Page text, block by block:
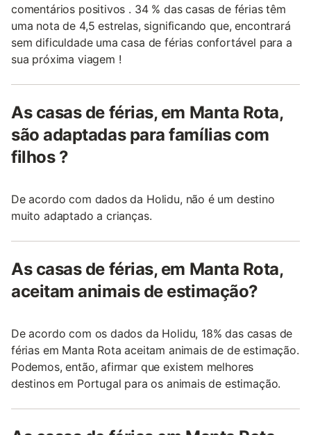
comentários positivos . 34 % das casas de férias têm
uma nota de 4,5 estrelas, significando que, encontrará
sem dificuldade uma casa de férias confortável para a
sua próxima viagem !
As casas de férias, em Manta Rota,
são adaptadas para famílias com
filhos ?
De acordo com dados da Holidu, não é um destino
muito adaptado a crianças.
As casas de férias, em Manta Rota,
aceitam animais de estimação?
De acordo com os dados da Holidu, 18% das casas de
férias em Manta Rota aceitam animais de de estimação.
Podemos, então, afirmar que existem melhores
destinos em Portugal para os animais de estimação.